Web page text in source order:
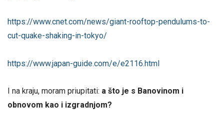
https://www.cnet.com/news/giant-rooftop-pendulums-to-
cut-quake-shaking-in-tokyo/
https://www.japan-guide.com/e/e2116.html
I na kraju, moram priupitati: a što je s Banovinom i
obnovom kao i izgradnjom?